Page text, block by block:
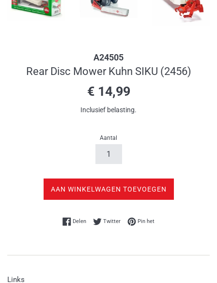
A24505
Rear Disc Mower Kuhn SIKU (2456)
Normale
prijs
€ 14,99
Inclusief belasting.
Aantal
AAN WINKELWAGEN TOEVOEGEN
DelenDelen op Facebook
TwitterTwitteren op Twitter
Pin hetPinnen op Pinterest
Links